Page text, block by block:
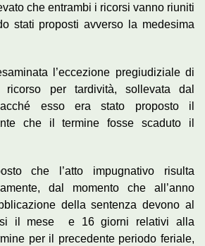
che entrambi i ricorsi vanno riuniti
stati proposti avverso la medesima
l’eccezione pregiudiziale di
ricorso per tardività, sollevata dal
esso era stato proposto il
che il termine fosse scaduto il
che l’atto impugnativo risulta
dal momento che all’anno
della sentenza devono al
il mese e 16 giorni relativi alla
per il precedente periodo feriale,